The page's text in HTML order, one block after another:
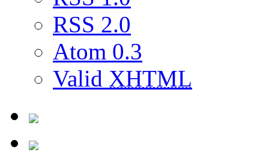
RSS 2.0
Atom 0.3
Valid XHTML